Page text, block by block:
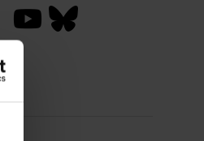
Daten
werden